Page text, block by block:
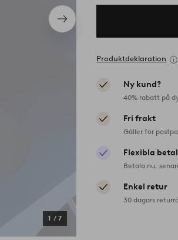
Nästa
produkt
1 / 7
Produktdeklaration
Ny kund?
40% rabatt på
Fri frakt
Gäller för
Flexibla
Betala nu,
Enkel retur
30 dagars